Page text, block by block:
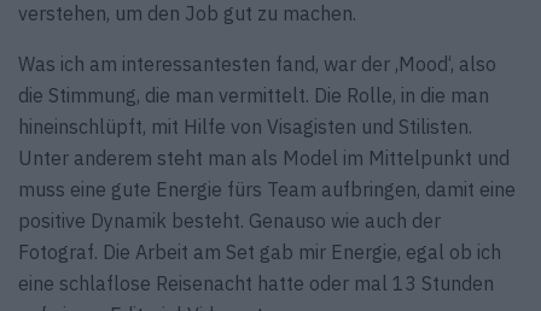
verstehen, um den Job gut zu machen.
Was ich am interessantesten fand, war der ‚Mood‘, also
die Stimmung, die man vermittelt. Die Rolle, in die man
hineinschlüpft, mit Hilfe von Visagisten und Stilisten.
Unter anderem steht man als Model im Mittelpunkt und
muss eine gute Energie fürs Team aufbringen, damit eine
positive Dynamik besteht. Genauso wie auch der
Fotograf. Die Arbeit am Set gab mir Energie, egal ob ich
eine schlaflose Reisenacht hatte oder mal 13 Stunden